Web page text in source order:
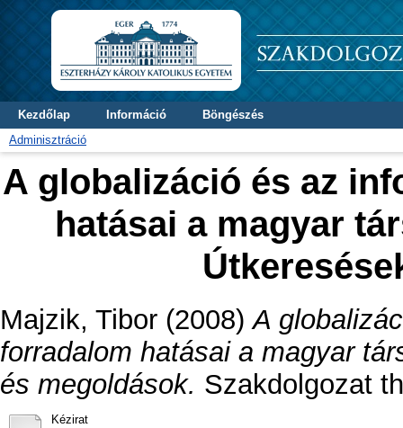
Kezdőlap Információ
Böngészés
Adminisztráció
A globalizáció és az
hatásai a magyar
Majzik, Tibor (2008)A
forradalom hatásai a magyar
és megoldások. Szakdolgozat
Kézirat